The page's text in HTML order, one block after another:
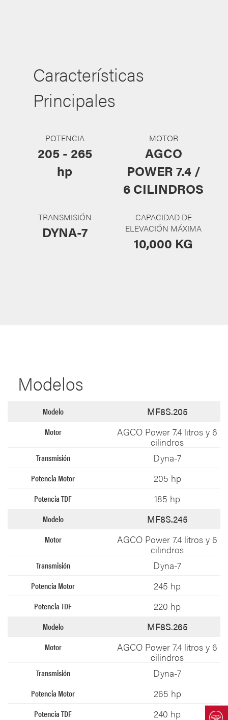
Características
Principales
POTENCIA
205 - 265
hp
MOTOR
AGCO
POWER 7.4 /
6 CILINDROS
TRANSMISIÓN
DYNA-7
CAPACIDAD DE
ELEVACIÓN MÁXIMA
10,000 KG
Modelos
MF8S.205
AGCO Power 7.4 litros y 6
cilindros
Dyna-7
205 hp
185 hp
MF8S.245
AGCO Power 7.4 litros y 6
cilindros
Dyna-7
245 hp
220 hp
MF8S.265
AGCO Power 7.4 litros y 6
cilindros
Dyna-7
265 hp
240 hp